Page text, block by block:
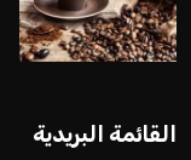
القائمة البريدية